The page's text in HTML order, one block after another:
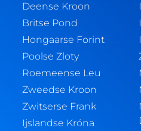
Deense Kroon
Britse Pond
Hongaarse Forint
Poolse Zloty
Roemeense Leu
Zweedse Kroon
Zwitserse Frank
Ijslandse Króna